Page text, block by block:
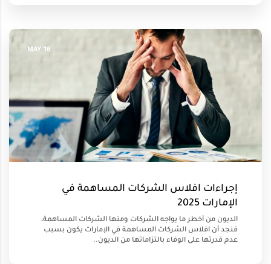
16 MAY
إجراءات افلاس الشركات المساهمة في
الإمارات 2025
الديون من أخطر ما يواجه الشركات ومنها الشركات المساهمة،
فنجد أن افلاس الشركات المساهمة في الإمارات يكون بسبب
عدم قدرتها على الوفاء بالتزاماتها من الديون..